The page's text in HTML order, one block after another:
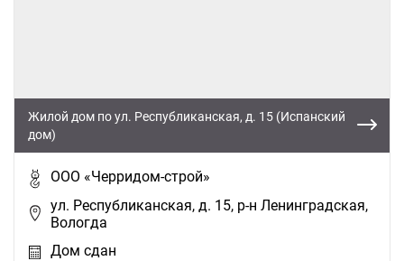
Жилой дом по ул. Республиканская, д. 15 (Испанский
дом)
ООО «Черридом-строй»
ул. Республиканская, д. 15, р-н Ленинградская,
Вологда
Дом сдан